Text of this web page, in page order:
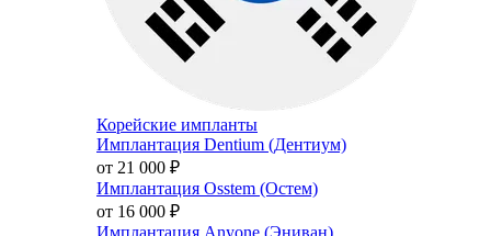
Корейские импланты
Имплантация Dentium (Дентиум)
от 21 000 ₽
Имплантация Osstem (Остем)
от 16 000 ₽
Имплантация Anyone (Эниван)